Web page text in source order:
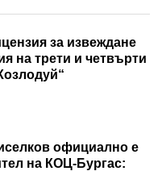
за извеждане
на трети и четвърти
официално е
на КОЦ-Бургас: